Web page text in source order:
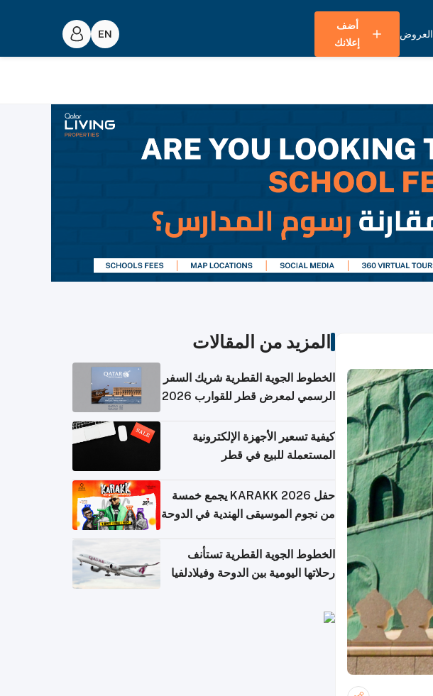
العروض
أضف
إعلانك
المزيد من المقالات
الخطوط الجوية القطرية شريك السفر
الرسمي لمعرض قطر للقوارب 2026
كيفية تسعير الأجهزة الإلكترونية
المستعملة للبيع في قطر
حفل KARAKK 2026 يجمع خمسة
من نجوم الموسيقى الهندية في الدوحة
الخطوط الجوية القطرية تستأنف
رحلاتها اليومية بين الدوحة وفيلادلفيا